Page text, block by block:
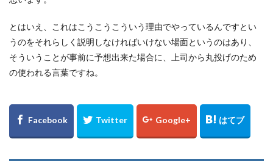
とはいえ、これはこうこうこういう理由でやっているんですとい
うのをそれらしく説明しなければいけない場面というのはあり、
そういうことが事前に予想出来た場合に、上司から丸投げのため
の使われる言葉ですね。